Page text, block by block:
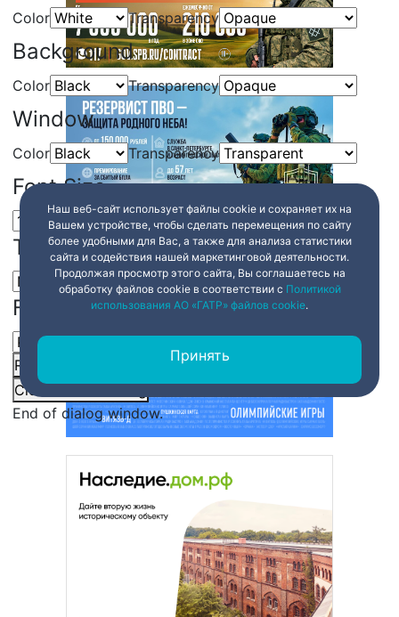
Color Transparency
Background
Color Transparency
Window
Color Transparency
Font Size
Text Edge Style
Font Family
Reset restore all settings to the default values
Close Modal Dialog
End of dialog window.
Наш веб-сайт использует файлы cookie и сохраняет их на
Вашем устройстве, чтобы сделать перемещения по сайту
более удобными для Вас, а также для анализа статистики
сайта и содействия нашей маркетинговой деятельности.
Продолжая просмотр этого сайта, Вы соглашаетесь на
обработку файлов cookie в соответствии с Политикой
использования АО «ГАТР» файлов cookie.
Принять